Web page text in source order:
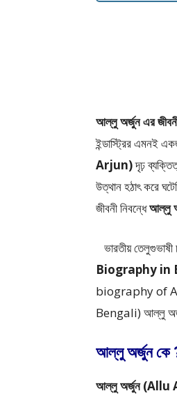
আল্লু অর্জুন এর
ইন্ডাস্ট্রির এমনই
Arjun)দৃঢ়
উত্থান হঠাৎ করে
জীবনী নিবন্ধেআল্লু
ভারতীয়
Biography in
biography of
Bengali) আল্লু
আল্লু অর্জুন
আল্লু অর্জুন